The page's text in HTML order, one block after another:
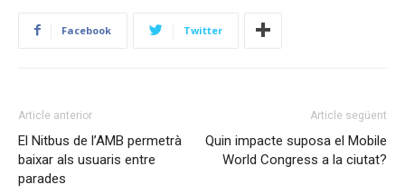
Facebook Twitter
Article anterior
El Nitbus de l’AMB permetrà
baixar als usuaris entre
parades
Article següent
Quin impacte suposa el Mobile
World Congress a la ciutat?